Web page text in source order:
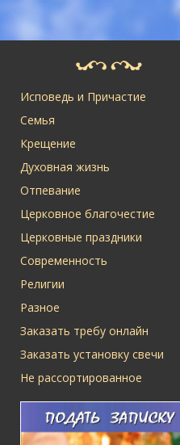
Исповедь и Причастие
Семья
Крещение
Духовная жизнь
Отпевание
Церковное благочестие
Церковные праздники
Современность
Религии
Разное
Заказать требу онлайн
Заказать установку свечи
Не рассортированное